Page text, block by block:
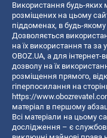
Використання будь-яких
розміщених на цьому
піддоменах, в будь-
Дозволяється
на їх використання та
OBOZ.UA, а для
дозволу на їх
розміщення прямого,
гіперпосилання на
https://
матеріал в першому
Всі матеріали на цьому
дослідження – є